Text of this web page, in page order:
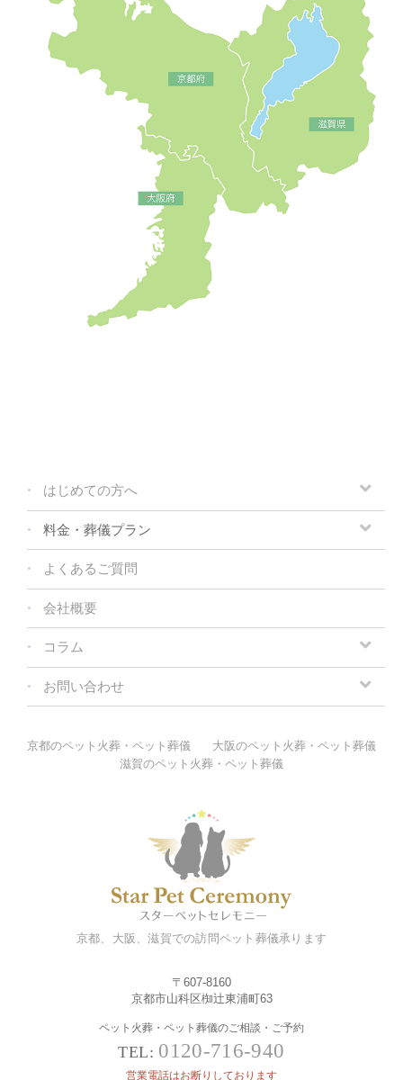
京都、大阪、滋賀での訪問ペット葬儀承ります
〒607-8160
京都市山科区椥辻東浦町63
ペット火葬・ペット葬儀のご相談・ご予約
TEL: 0120-716-940
営業電話はお断りしております
はじめての方へ
料金・葬儀プラン
よくあるご質問
会社概要
コラム
お問い合わせ
京都のペット火葬・ペット葬儀
大阪のペット火葬・ペット葬儀
滋賀のペット火葬・ペット葬儀